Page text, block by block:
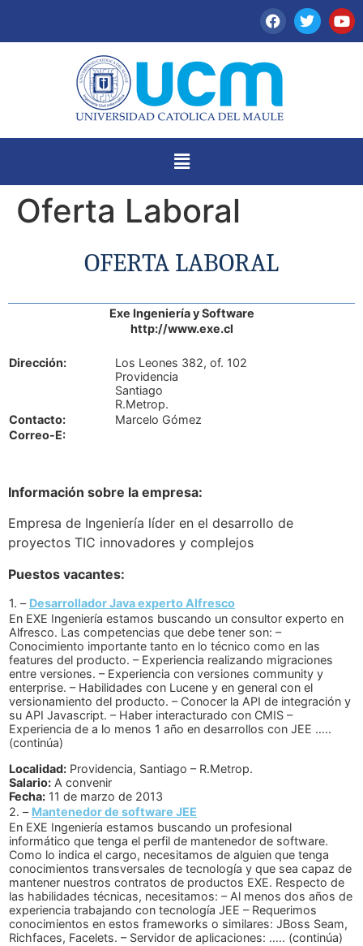
Oferta Laboral
OFERTA LABORAL
Exe Ingeniería y Software
http://www.exe.cl
Dirección:
Los Leones 382, of. 102
Providencia
Santiago
R.Metrop.
Contacto:
Marcelo Gómez
Correo-E:
Información sobre la empresa:
Empresa de Ingeniería líder en el desarrollo de
proyectos TIC innovadores y complejos
Puestos vacantes:
1. – Desarrollador Java experto Alfresco
En EXE Ingeniería estamos buscando un consultor experto en
Alfresco. Las competencias que debe tener son: –
Conocimiento importante tanto en lo técnico como en las
features del producto. – Experiencia realizando migraciones
entre versiones. – Experiencia con versiones community y
enterprise. – Habilidades con Lucene y en general con el
versionamiento del producto. – Conocer la API de integración y
su API Javascript. – Haber interacturado con CMIS –
Experiencia de a lo menos 1 año en desarrollos con JEE …..
(continúa)
Localidad: Providencia, Santiago – R.Metrop.
Salario: A convenir
Fecha: 11 de marzo de 2013
2. – Mantenedor de software JEE
En EXE Ingeniería estamos buscando un profesional
informático que tenga el perfil de mantenedor de software.
Como lo indica el cargo, necesitamos de alguien que tenga
conocimientos transversales de tecnología y que sea capaz de
mantener nuestros contratos de productos EXE. Respecto de
las habilidades técnicas, necesitamos: – Al menos dos años de
experiencia trabajando con tecnología JEE – Requerimos
conocimientos en estos frameworks o similares: JBoss Seam,
Richfaces, Facelets. – Servidor de aplicaciones: ….. (continúa)